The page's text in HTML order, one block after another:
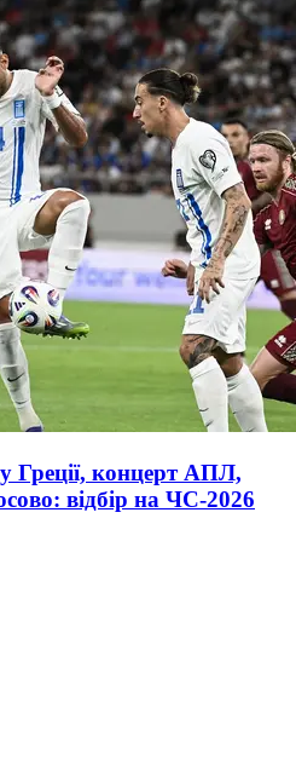
Греції, концерт АПЛ,
відбір на ЧС-2026